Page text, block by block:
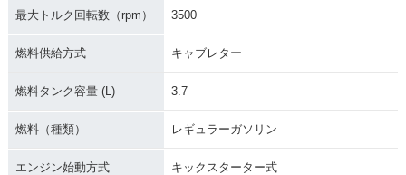
最大トルク回転数（rpm） 3500
燃料供給方式 キャブレター
燃料タンク容量 (L) 3.7
燃料（種類） レギュラーガソリン
エンジン始動方式 キックスターター式